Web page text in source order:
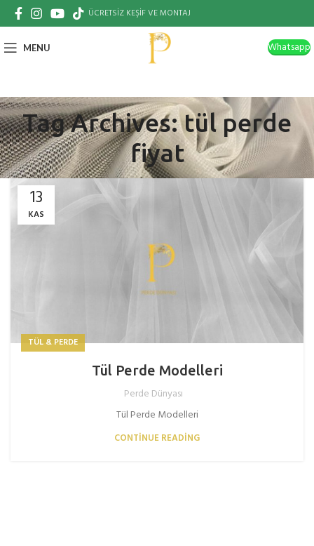
ÜCRETSİZ KEŞİF VE MONTAJ
MENU Whatsapp
Tag Archives: tül perde
fiyat
13
KAS
TÜL & PERDE
Tül Perde Modelleri
Perde Dünyası
Tül Perde Modelleri
CONTINUE READING